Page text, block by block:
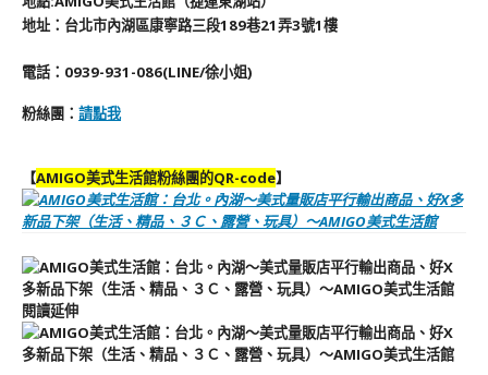
地址：台北市內湖區康寧路三段189巷21弄3號1樓
電話 ：0939-931-086(LINE/徐小姐)
粉絲團： 請點我
【AMIGO美式生活館粉絲團的QR-code】
閱讀延伸